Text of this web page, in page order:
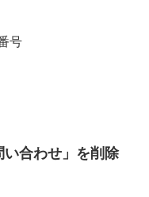
号
合わせ」を削除